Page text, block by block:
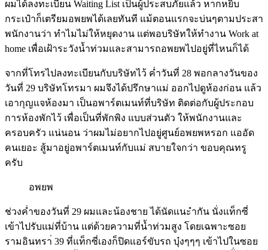
ผมได้ลงทะเบียน Waiting List เป็นผู้ประสบภัยแล้ว หากหยิบ
กระเป๋าก็เตรียมอพยพได้เลยทันที แม้ตอนแรกจะบ่นๆตามประสา
พนักงานว่า ทำไมไม่ให้หยุดงาน แต่พอบริษัทให้ทำงาน Work at
home เพื่อเฝ้าระวังน้ำท่วมและสามารถอพยพไปอยู่ที่ไหนก็ได้
จากที่โทรไปลงทะเบียนกับบริษัทไว้ ค่ำวันที่ 28 พอกลางวันของ
วันที่ 29 บริษัทโทรมา ผมจึงได้ปรึกษาแม่ ออกไปดูห้องก่อน แล้ว
เอากุญแจห้องมา เป็นอพาร์ตเมนท์ที่บริษัท ติดต่อกับผู้ประกอบ
การห้องพักไว้ เพื่อเป็นที่พักพิง แบบส่วนตัว ให้พนักงานและ
ครอบครัว แน่นอน ว่าผมไม่อยากไปอยู่ศูนย์อพยพหรอก แออัด
คนเยอะ สู้มาอยู่อพาร์ตเมนท์กับแม่ สบายใจกว่า ขอบคุณทรู
ครับ
อพยพ
ช่วงค่ำของวันที่ 29 ผมและน้องชาย ได้นัดแนะำกัน นั่งแท็กซี่
เข้าไปรับแม่ที่บ้าน แต่ด้วยความที่น้ำท่วมสูง โดยเฉพาะซอย
รามอินทรา่ 39 ที่แท็กซี่เองก็ปิดแอร์ขับรถ บุ๋งๆๆๆ เข้าไปในซอย